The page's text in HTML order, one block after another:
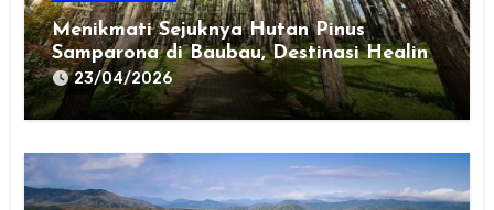
Menikmati Sejuknya Hutan Pinus
Samparona di Baubau, Destinasi Healing
Favorit!
23/04/2026